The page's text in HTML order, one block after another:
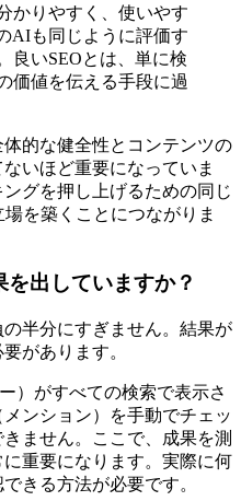
かりやすく、使いやす
AIも同じように評価す
良いSEOとは、単に検
価値を伝える手段に過
的な健全性とコンテンツの
いほど重要になっていま
グを押し上げるための同じ
を築くことにつながりま
出していますか？
半分にすぎません。結果が
があります。
）がすべての検索で表示さ
ンション）を手動でチェッ
ません。ここで、成果を測
重要になります。実際に何
きる方法が必要です。